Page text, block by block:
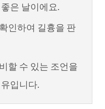
은 날이에요.
인하여 길흉을 판
할 수 있는 조언을
입니다.